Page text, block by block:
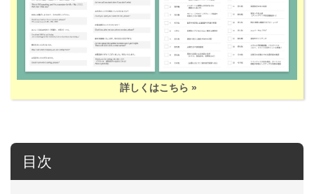
詳しくはこちら »
目次